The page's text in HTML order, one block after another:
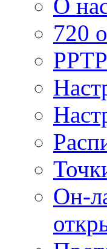
О
720
Он-